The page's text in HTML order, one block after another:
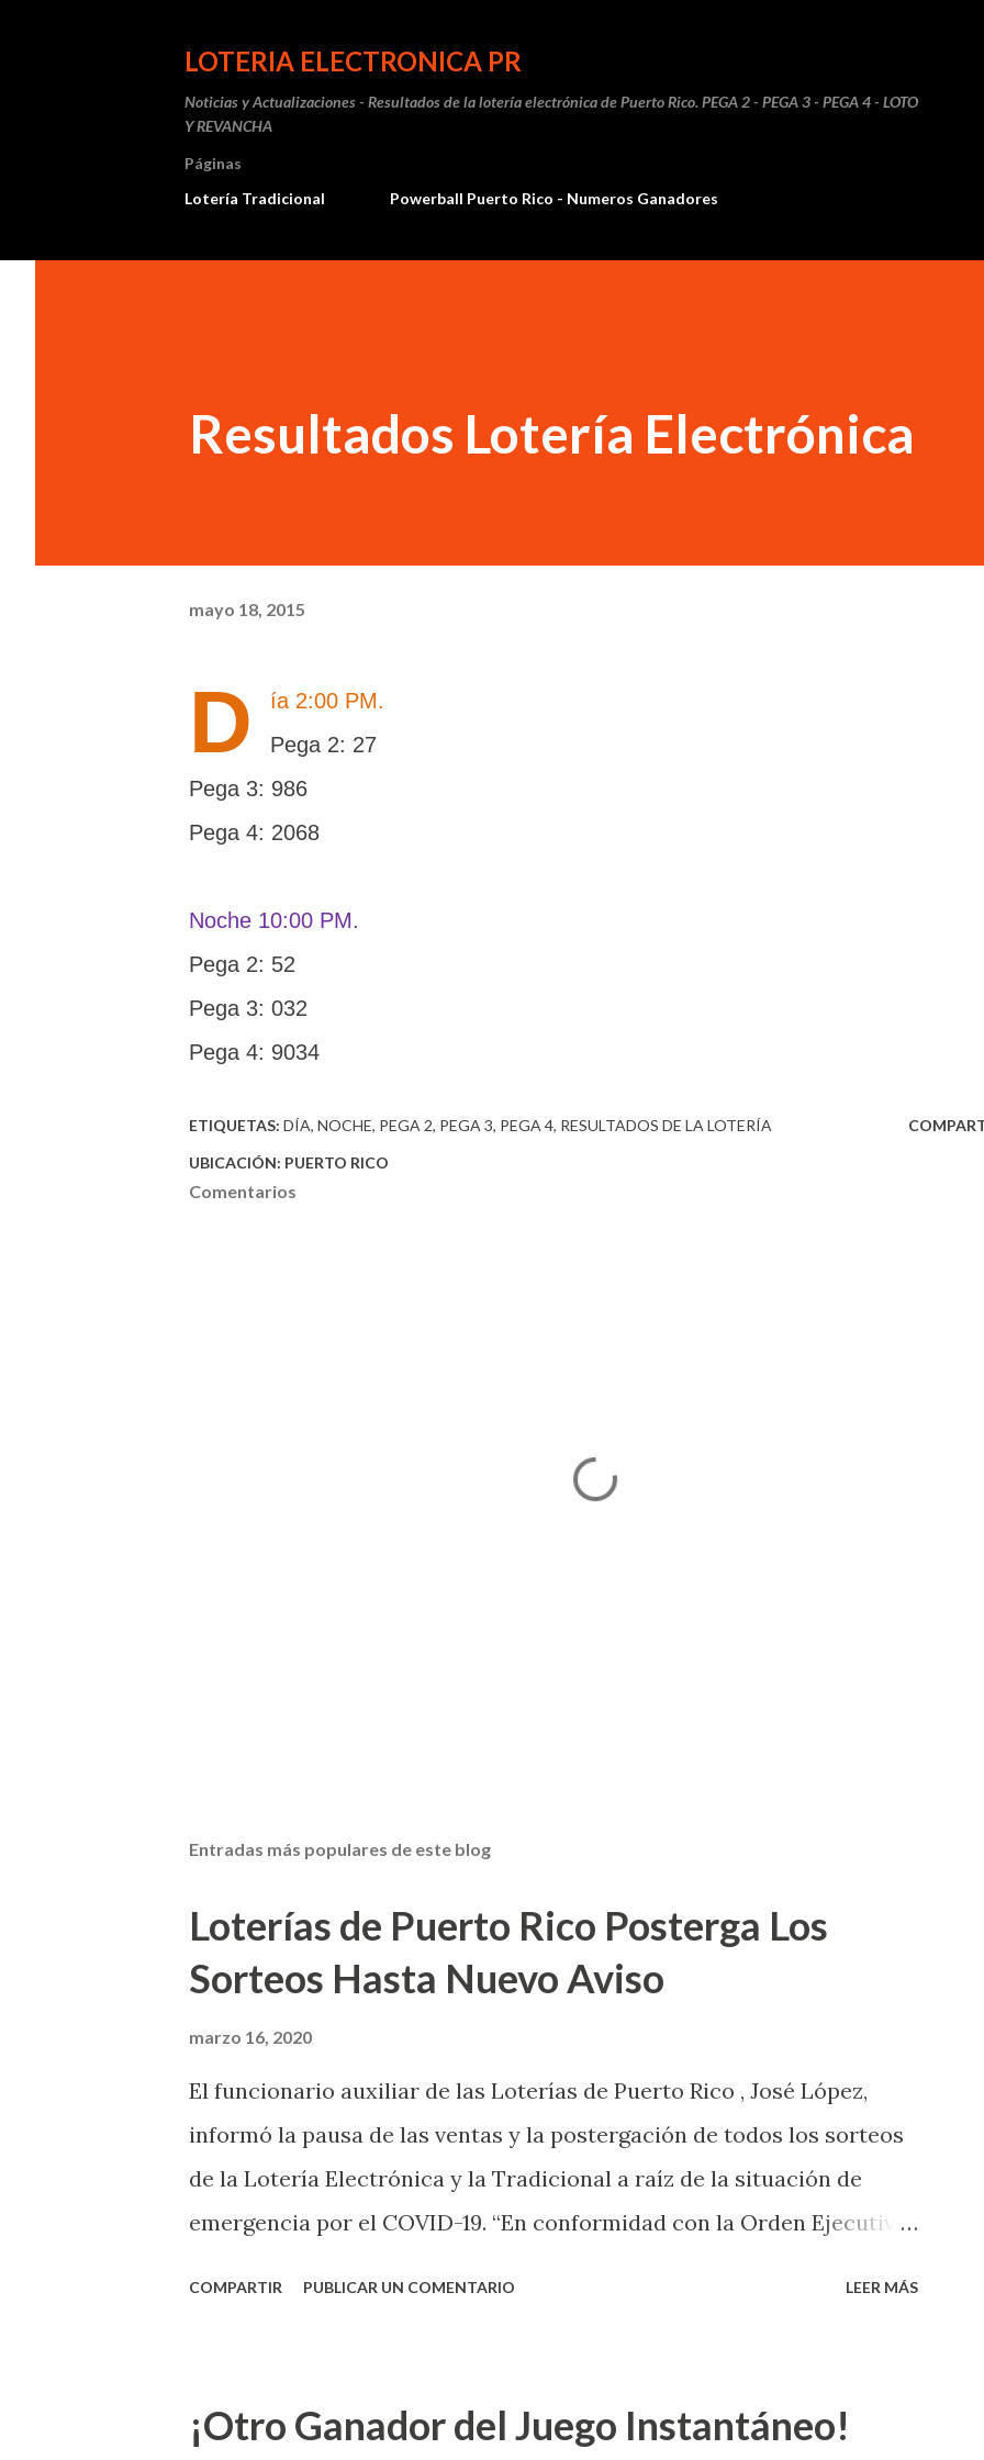
LOTERIA ELECTRONICA PR
Noticias y Actualizaciones - Resultados de la lotería electrónica de Puerto Rico. PEGA 2 - PEGA 3 - PEGA 4 - LOTO
Y REVANCHA
Páginas
Lotería Tradicional
Powerball Puerto Rico - Numeros Ganadores
Resultados Lotería Electrónica
mayo 18, 2015
D
ía 2:00 PM.
Pega 2: 27
Pega 3: 986
Pega 4: 2068
Noche 10:00 PM.
Pega 2: 52
Pega 3: 032
Pega 4: 9034
ETIQUETAS: DÍA NOCHE PEGA 2 PEGA 3 PEGA 4 RESULTADOS DE LA LOTERÍA
UBICACIÓN: PUERTO RICO
Comentarios
Entradas más populares de este blog
Loterías de Puerto Rico Posterga Los
Sorteos Hasta Nuevo Aviso
marzo 16, 2020
El funcionario auxiliar de las Loterías de Puerto Rico , José López,
informó la pausa de las ventas y la postergación de todos los sorteos
de la Lotería Electrónica y la Tradicional a raíz de la situación de
emergencia por el COVID-19. “En conformidad con la Orden Ejecutiva
indicó López. Sobre el sorteo de Powerball, López explicó que el
COMPARTIR PUBLICAR UN COMENTARIO LEER MÁS
¡Otro Ganador del Juego Instantáneo!